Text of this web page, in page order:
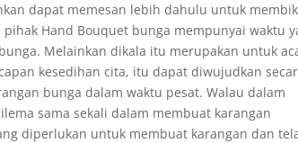
dapat memesan lebih dahulu untuk
Hand Bouquet bunga mempunyai waktu
Melainkan dikala itu merupakan untuk
kesedihan cita, itu dapat diwujudkan
bunga dalam waktu pesat. Walau dalam
sama sekali dalam membuat karangan
diperlukan untuk membuat karangan dan